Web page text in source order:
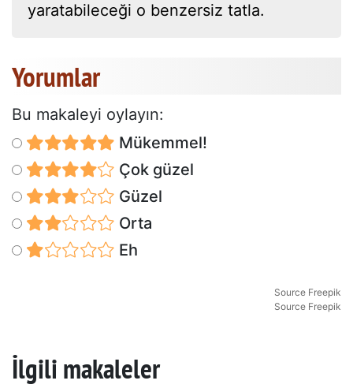
yaratabileceği o benzersiz tatla.
Yorumlar
Bu makaleyi oylayın:
Mükemmel!
Çok güzel
Güzel
Orta
Eh
Source Freepik
Source Freepik
İlgili makaleler